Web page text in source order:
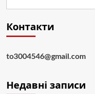
Контакти
to3004546@gmail.com
Недавні записи